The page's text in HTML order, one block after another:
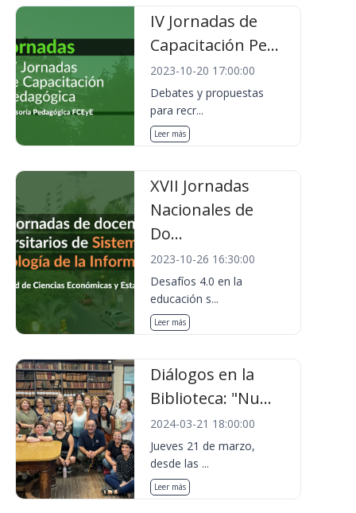
IV Jornadas de
Capacitación Pe...
2023-10-20 17:00:00
Debates y propuestas
para recr...
Leer más
XVII Jornadas
Nacionales de
Do...
2023-10-26 16:30:00
Desafíos 4.0 en la
educación s...
Leer más
Diálogos en la
Biblioteca: "Nu...
2024-03-21 18:00:00
Jueves 21 de marzo,
desde las ...
Leer más